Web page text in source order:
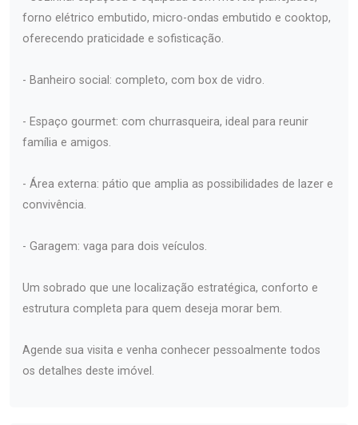
forno elétrico embutido, micro-ondas embutido e cooktop,
oferecendo praticidade e sofisticação.
- Banheiro social: completo, com box de vidro.
- Espaço gourmet: com churrasqueira, ideal para reunir
família e amigos.
- Área externa: pátio que amplia as possibilidades de lazer e
convivência.
- Garagem: vaga para dois veículos.
Um sobrado que une localização estratégica, conforto e
estrutura completa para quem deseja morar bem.
Agende sua visita e venha conhecer pessoalmente todos
os detalhes deste imóvel.